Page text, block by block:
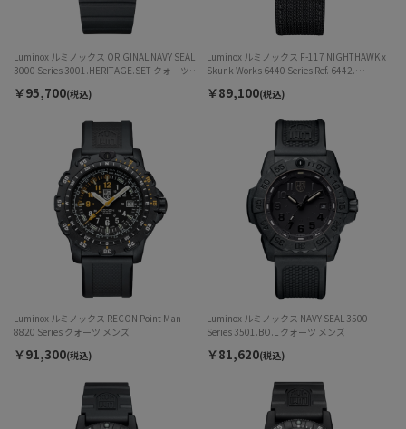
Luminox ルミノックス ORIGINAL NAVY SEAL
3000 Series 3001.HERITAGE.SET クォーツ
￥95,700(税込)
Luminox ルミノックス F-117 NIGHTHAWK x
Skunk Works 6440 Series Ref. 6442.
￥89,100(税込)
Luminox ルミノックス RECON Point Man
8820 Series クォーツ メンズ
￥91,300(税込)
Luminox ルミノックス NAVY SEAL 3500
Series 3501.BO.L クォーツ メンズ
￥81,620(税込)